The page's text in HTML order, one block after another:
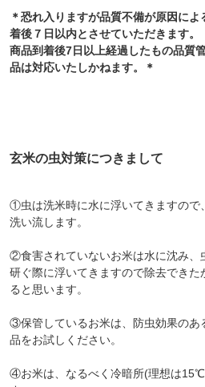
＊恐れ入りますが品質不備が原因に
着後７日以内とさせていただきます。
商品到着後7日以上経過したもの品質
品は対応いたしかねます。＊
玄米の虫対策につきまして
①虫は洗米時に水に浮いてきますので
洗い流します。
②食害されていないお米は水に沈み、
研ぐ際に浮いてきますので除去できた
ると思います。
③保管しているお米は、防虫効果のあ
品をお試しください。
④お米は、なるべく冷暗所(理想は15℃